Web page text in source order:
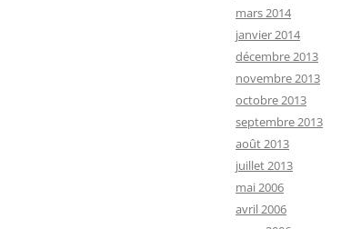
mars 2014
janvier 2014
décembre 2013
novembre 2013
octobre 2013
septembre 2013
août 2013
juillet 2013
mai 2006
avril 2006